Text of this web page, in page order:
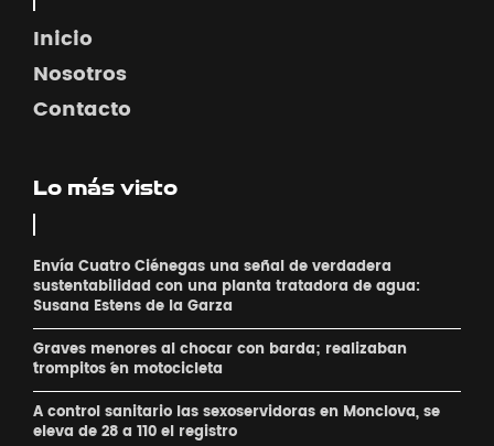
Inicio
Nosotros
Contacto
Lo más visto
Envía Cuatro Ciénegas una señal de verdadera
sustentabilidad con una planta tratadora de agua:
Susana Estens de la Garza
Graves menores al chocar con barda; realizaban
´trompitos ´en motocicleta
A control sanitario las sexoservidoras en Monclova, se
eleva de 28 a 110 el registro